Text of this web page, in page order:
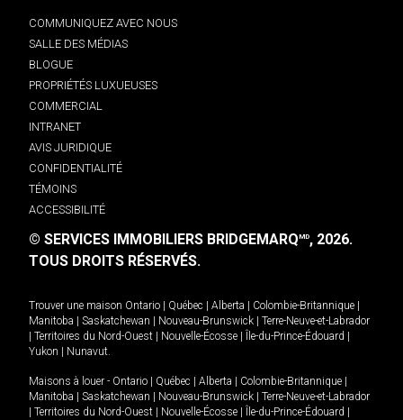
COMMUNIQUEZ AVEC NOUS
SALLE DES MÉDIAS
BLOGUE
PROPRIÉTÉS LUXUEUSES
COMMERCIAL
INTRANET
AVIS JURIDIQUE
CONFIDENTIALITÉ
TÉMOINS
ACCESSIBILITÉ
© SERVICES IMMOBILIERS BRIDGEMARQMD, 2026.
TOUS DROITS RÉSERVÉS.
Trouver une maison Ontario Québec Alberta Colombie-Britannique
Manitoba
Saskatchewan Nouveau-Brunswick
Terre-Neuve-et-Labrador
Territoires du Nord-Ouest Nouvelle-Écosse Île-du-Prince-Édouard
Yukon
Nunavut.
Maisons à louer - Ontario Québec Alberta Colombie-Britannique
Manitoba
Saskatchewan Nouveau-Brunswick
Terre-Neuve-et-Labrador
Territoires du Nord-Ouest Nouvelle-Écosse Île-du-Prince-Édouard